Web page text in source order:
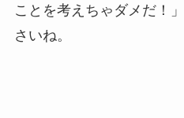
ことを考えちゃダメだ！
さいね。